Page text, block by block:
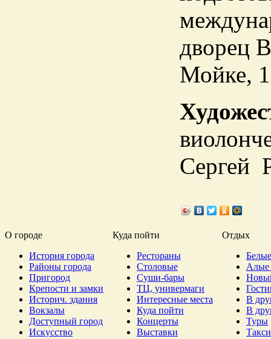
дворец
Мойке,
Сергей
О городе Куда пойти
Отдых
История города
Районы города
Пригород
Крепости и замки
Историч. здания
Вокзалы
Доступный город
Искусство
Рестораны
Столовые
Суши-бары
ТЦ, универмаги
Интересные места
Куда пойти
Концерты
Выставки
Алые
В
В
Туры
Такси